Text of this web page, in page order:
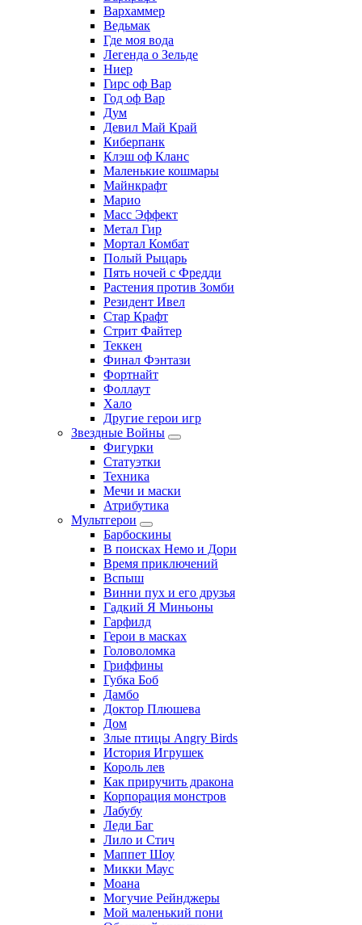
Вархаммер
Ведьмак
Где моя вода
Легенда о Зельде
Ниер
Гирс оф Вар
Год оф Вар
Дум
Девил Май Край
Киберпанк
Клэш оф Кланс
Маленькие кошмары
Майнкрафт
Марио
Масс Эффект
Метал Гир
Мортал Комбат
Полый Рыцарь
Пять ночей с Фредди
Растения против Зомби
Резидент Ивел
Стар Крафт
Стрит Файтер
Теккен
Финал Фэнтази
Фортнайт
Фоллаут
Хало
Другие герои игр
Звездные Войны
Фигурки
Статуэтки
Техника
Мечи и маски
Атрибутика
Мультгерои
Барбоскины
В поисках Немо и Дори
Время приключений
Вспыш
Винни пух и его друзья
Гадкий Я Миньоны
Гарфилд
Герои в масках
Головоломка
Гриффины
Губка Боб
Дамбо
Доктор Плюшева
Дом
Злые птицы Angry Birds
История Игрушек
Король лев
Как приручить дракона
Корпорация монстров
Лабубу
Леди Баг
Лило и Стич
Маппет Шоу
Микки Маус
Моана
Могучие Рейнджеры
Мой маленький пони